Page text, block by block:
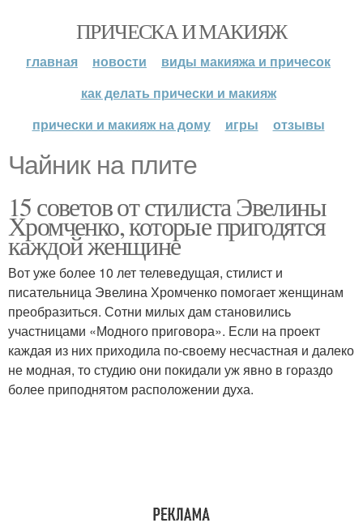
ПРИЧЕСКА И МАКИЯЖ
главная новости
виды макияжа и причесок
как делать прически и макияж
прически и макияж на дому
игры отзывы
Чайник на плите
15 советов от стилиста Эвелины
Хромченко, которые пригодятся
каждой женщине
Вот уже более 10 лет телеведущая, стилист и
писательница Эвелина Хромченко помогает женщинам
преобразиться. Сотни милых дам становились
участницами «Модного приговора». Если на проект
каждая из них приходила по-своему несчастная и далеко
не модная, то студию они покидали уж явно в гораздо
более приподнятом расположении духа.